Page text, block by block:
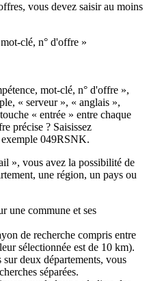
vous devez saisir au moins
clé, n° d'offre »
mot-clé, n° d'offre »,
« serveur », « anglais »,
« entrée » entre chaque
précise ? Saisissez
exemple 049RSNK.
», vous avez la possibilité de
une région, un pays ou
une commune et ses
de recherche compris entre
sélectionnée est de 10 km).
deux départements, vous
séparées.